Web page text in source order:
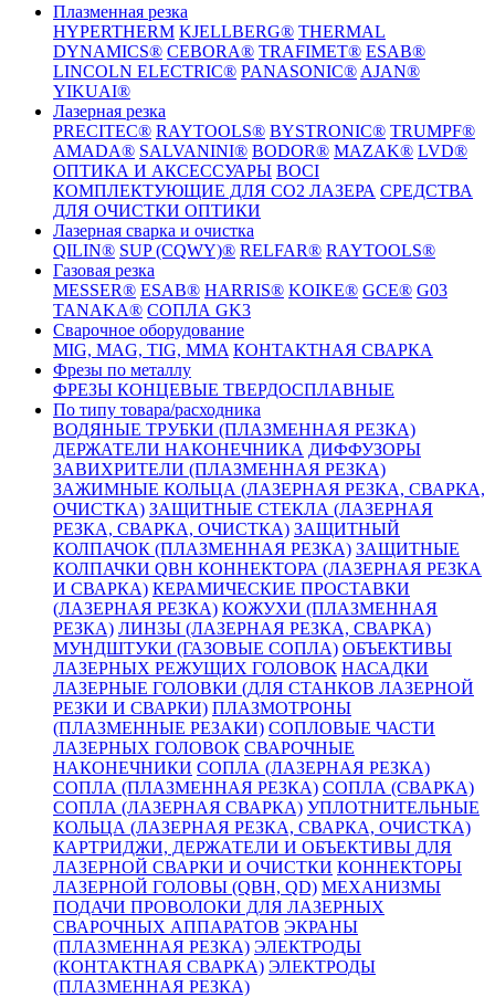
Плазменная резка
HYPERTHERM KJELLBERG® THERMAL
DYNAMICS® CEBORA® TRAFIMET® ESAB®
LINCOLN ELECTRIC® PANASONIC® AJAN®
YIKUAI®
Лазерная резка
PRECITEC® RAYTOOLS® BYSTRONIC® TRUMPF®
AMADA® SALVANINI® BODOR® MAZAK® LVD®
ОПТИКА И АКСЕССУАРЫ BOCI
КОМПЛЕКТУЮЩИЕ ДЛЯ CO2 ЛАЗЕРА СРЕДСТВА
ДЛЯ ОЧИСТКИ ОПТИКИ
Лазерная сварка и очистка
QILIN® SUP (CQWY)® RELFAR® RAYTOOLS®
Газовая резка
MESSER® ESAB® HARRIS® KOIKE® GCE® G03
TANAKA® СОПЛА GK3
Сварочное оборудование
MIG, MAG, TIG, MMA КОНТАКТНАЯ СВАРКА
Фрезы по металлу
ФРЕЗЫ КОНЦЕВЫЕ ТВЕРДОСПЛАВНЫЕ
По типу товара/расходника
ВОДЯНЫЕ ТРУБКИ (ПЛАЗМЕННАЯ РЕЗКА)
ДЕРЖАТЕЛИ НАКОНЕЧНИКА ДИФФУЗОРЫ
ЗАВИХРИТЕЛИ (ПЛАЗМЕННАЯ РЕЗКА)
ЗАЖИМНЫЕ КОЛЬЦА (ЛАЗЕРНАЯ РЕЗКА, СВАРКА,
ОЧИСТКА) ЗАЩИТНЫЕ СТЕКЛА (ЛАЗЕРНАЯ
РЕЗКА, СВАРКА, ОЧИСТКА) ЗАЩИТНЫЙ
КОЛПАЧОК (ПЛАЗМЕННАЯ РЕЗКА) ЗАЩИТНЫЕ
КОЛПАЧКИ QBH КОННЕКТОРА (ЛАЗЕРНАЯ РЕЗКА
И СВАРКА) КЕРАМИЧЕСКИЕ ПРОСТАВКИ
(ЛАЗЕРНАЯ РЕЗКА) КОЖУХИ (ПЛАЗМЕННАЯ
РЕЗКА) ЛИНЗЫ (ЛАЗЕРНАЯ РЕЗКА, СВАРКА)
МУНДШТУКИ (ГАЗОВЫЕ СОПЛА) ОБЪЕКТИВЫ
ЛАЗЕРНЫХ РЕЖУЩИХ ГОЛОВОК НАСАДКИ
ЛАЗЕРНЫЕ ГОЛОВКИ (ДЛЯ СТАНКОВ ЛАЗЕРНОЙ
РЕЗКИ И СВАРКИ) ПЛАЗМОТРОНЫ
(ПЛАЗМЕННЫЕ РЕЗАКИ) СОПЛОВЫЕ ЧАСТИ
ЛАЗЕРНЫХ ГОЛОВОК СВАРОЧНЫЕ
НАКОНЕЧНИКИ СОПЛА (ЛАЗЕРНАЯ РЕЗКА)
СОПЛА (ПЛАЗМЕННАЯ РЕЗКА) СОПЛА (СВАРКА)
СОПЛА (ЛАЗЕРНАЯ СВАРКА) УПЛОТНИТЕЛЬНЫЕ
КОЛЬЦА (ЛАЗЕРНАЯ РЕЗКА, СВАРКА, ОЧИСТКА)
КАРТРИДЖИ, ДЕРЖАТЕЛИ И ОБЪЕКТИВЫ ДЛЯ
ЛАЗЕРНОЙ СВАРКИ И ОЧИСТКИ КОННЕКТОРЫ
ЛАЗЕРНОЙ ГОЛОВЫ (QBH, QD) МЕХАНИЗМЫ
ПОДАЧИ ПРОВОЛОКИ ДЛЯ ЛАЗЕРНЫХ
СВАРОЧНЫХ АППАРАТОВ ЭКРАНЫ
(ПЛАЗМЕННАЯ РЕЗКА) ЭЛЕКТРОДЫ
(КОНТАКТНАЯ СВАРКА) ЭЛЕКТРОДЫ
(ПЛАЗМЕННАЯ РЕЗКА)